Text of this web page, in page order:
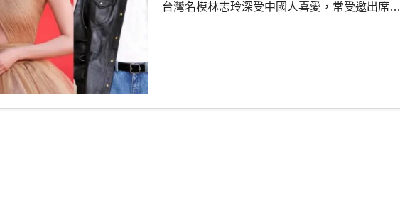
台灣名模林志玲深受中國人喜愛，常受邀出席…